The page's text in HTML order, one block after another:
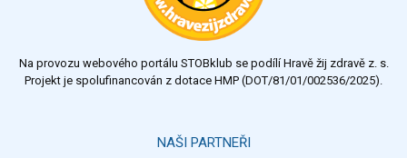
Na provozu webového portálu STOBklub se podílí Hravě žij zdravě z. s.
Projekt je spolufinancován z dotace HMP (DOT/81/01/002536/2025).
NAŠI PARTNEŘI